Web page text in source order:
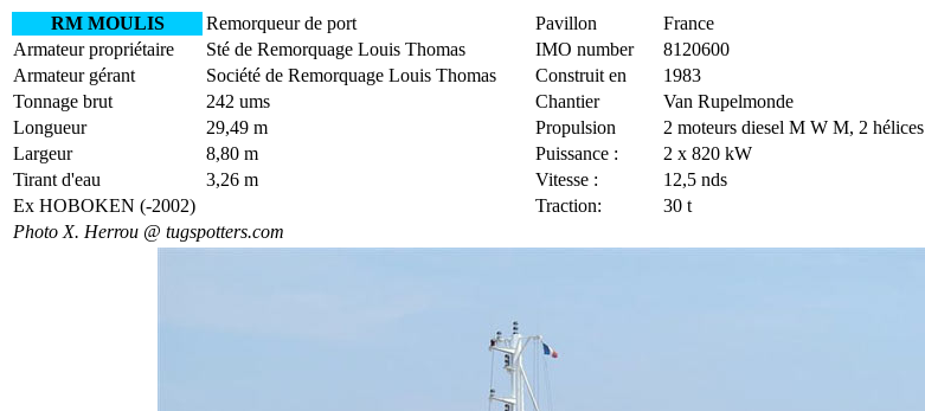
RM MOULIS Remorqueur de port Pavillon
France
Armateur propriétaire
Sté de Remorquage Louis Thomas IMO number
8120600
Armateur gérant
Société de Remorquage Louis Thomas Construit en
1983
Tonnage brut
242 ums Chantier
Van Rupelmonde
Longueur
29,49 m Propulsion
2 moteurs diesel M W M, 2 hélices
Largeur
8,80 m Puissance :
2 x 820 kW
Tirant d'eau
3,26 m Vitesse :
12,5 nds
Ex HOBOKEN (-2002)
Traction:
30 t
Photo X. Herrou @ tugspotters.com